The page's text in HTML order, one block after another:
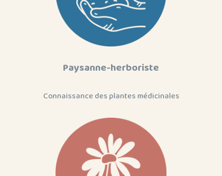
Paysanne-herboriste
Connaissance des plantes médicinales